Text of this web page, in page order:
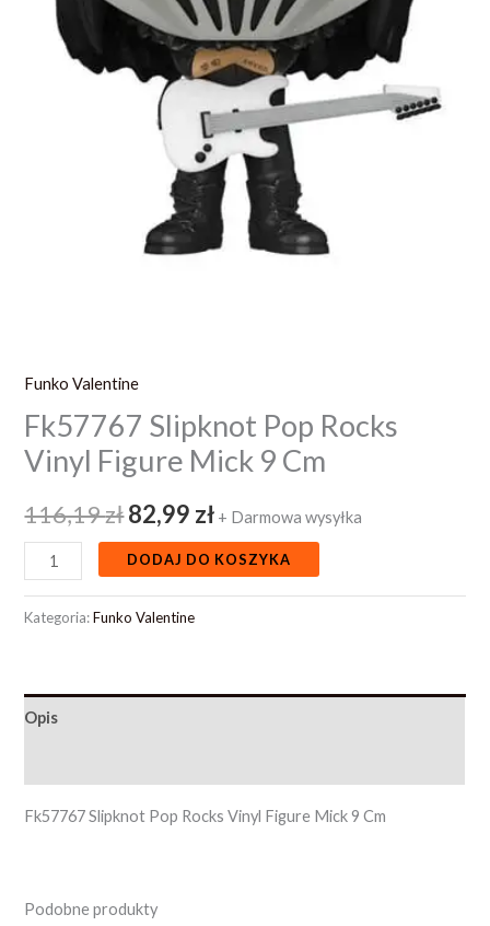
Funko Valentine
Fk57767 Slipknot Pop Rocks
Vinyl Figure Mick 9 Cm
116,19zł82,99 zł + Darmowa wysyłka
DODAJ DO KOSZYKA
Kategoria:Funko Valentine
Opis
Fk57767 Slipknot Pop Rocks Vinyl Figure Mick 9 Cm
Podobne produkty